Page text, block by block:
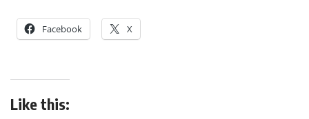
Facebook X
Like this: